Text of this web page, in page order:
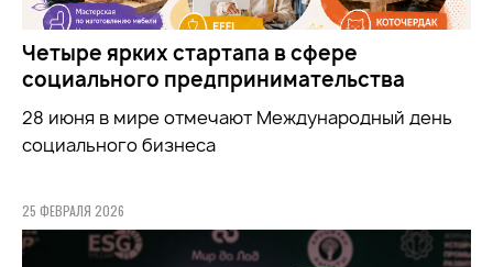
Четыре ярких стартапа в сфере
социального предпринимательства
28 июня в мире отмечают Международный день
социального бизнеса
25 ФЕВРАЛЯ 2026